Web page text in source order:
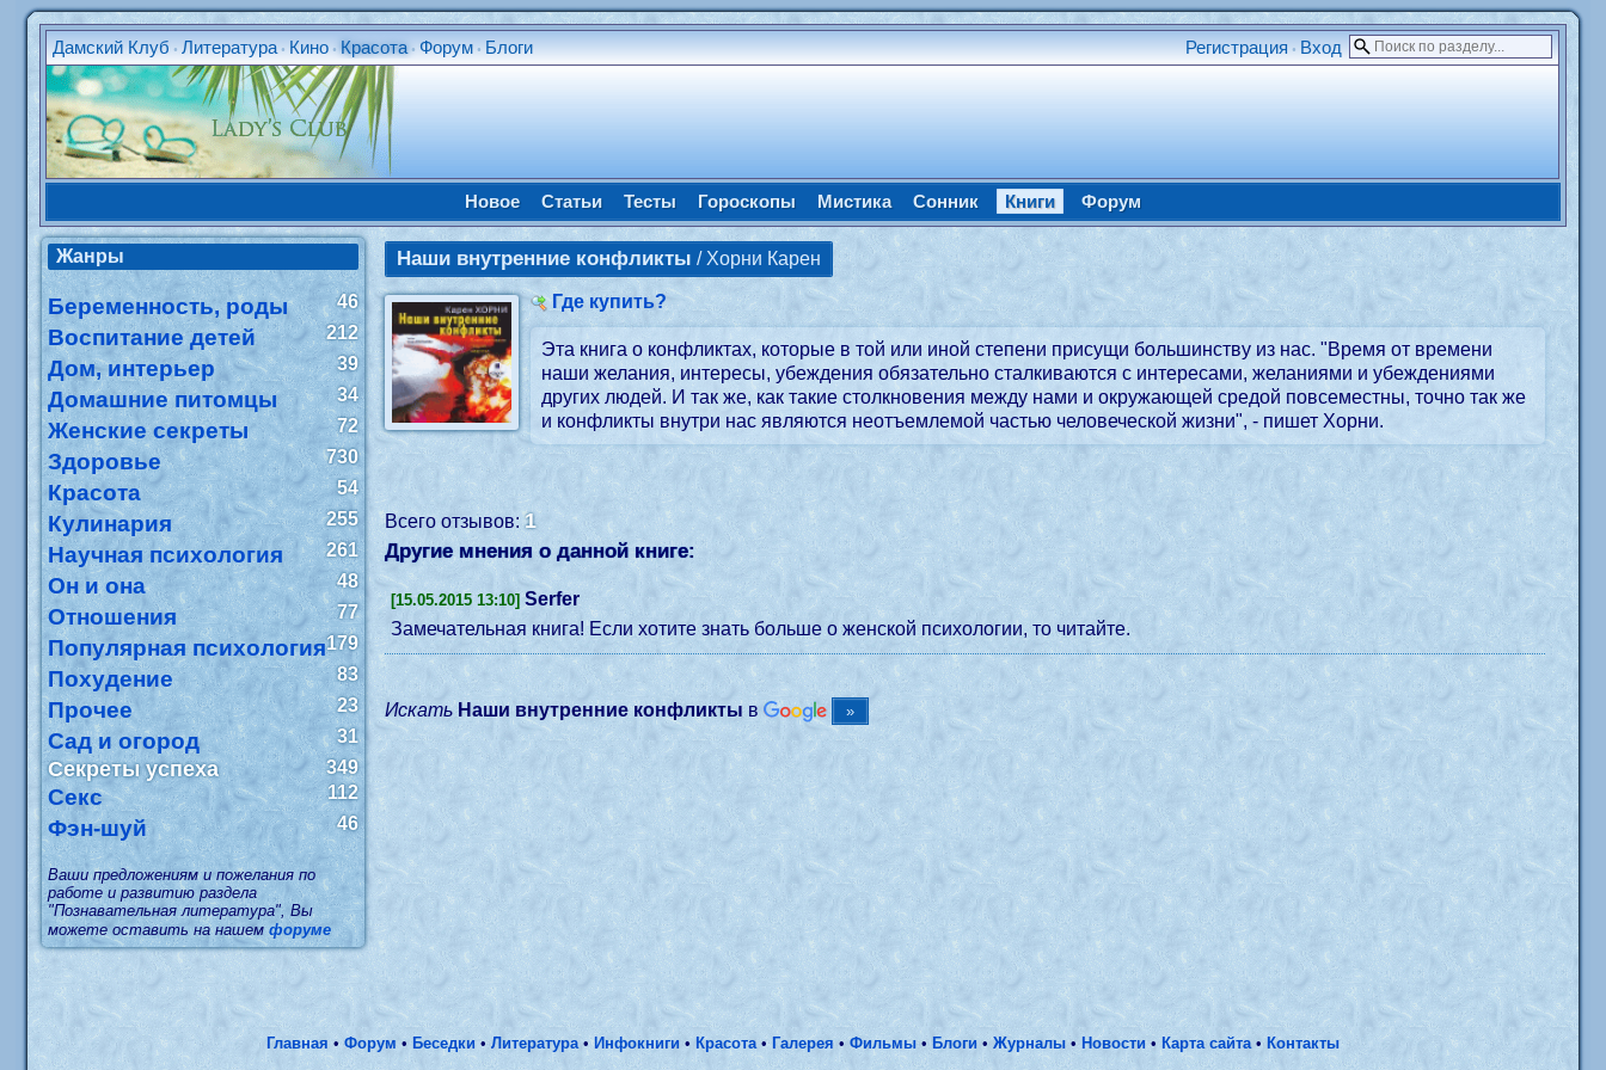
Дамский Клуб •Литература • Кино •Красота •Форум • Блоги Регистрация • Вход
Новое Статьи Тесты Гороскопы Мистика Сонник Книги Форум
Жанры
Беременность, роды 46
Воспитание детей 212
Дом, интерьер 39
Домашние питомцы 34
Женские секреты 72
Здоровье 730
Красота 54
Кулинария 255
Научная психология 261
Он и она 48
Отношения 77
Популярная психология179
Похудение 83
Прочее 23
Сад и огород 31
Секреты успеха 349
Секс 112
Фэн-шуй 46
Ваши предложениям и пожелания по
работе и развитию раздела
"Познавательная литература", Вы
можете оставить на нашемфоруме
Наши внутренние конфликты / Хорни Карен
Где купить?
Эта книга о конфликтах, которые в той или иной степени присущи большинству из нас. "Время от времени
наши желания, интересы, убеждения обязательно сталкиваются с интересами, желаниями и убеждениями
других людей. И так же, как такие столкновения между нами и окружающей средой повсеместны, точно так же
и конфликты внутри нас являются неотъемлемой частью человеческой жизни", - пишет Хорни.
Всего отзывов:1
Другие мнения о данной книге:
[15.05.2015 13:10] Serfer
Замечательная книга! Если хотите знать больше о женской психологии, то читайте.
Искать Наши внутренние конфликтыв
Главная • Форум • Беседки•Литература• Инфокниги• Красота• Галерея •Фильмы• Блоги•Журналы• Новости • Карта сайта• Контакты